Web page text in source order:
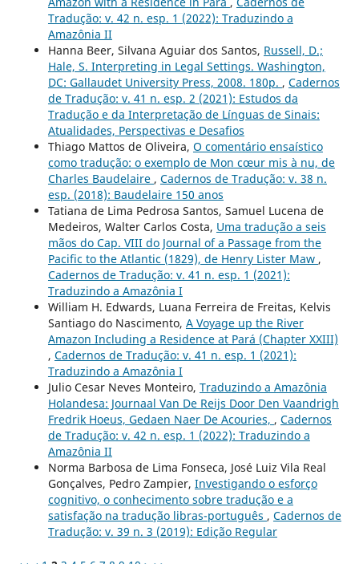
Tradução: v. 42 n. esp. 1 (2022): Traduzindo a
Amazônia II
Hanna Beer, Silvana Aguiar dos Santos, Russell, D.;
Hale, S. Interpreting in Legal Settings. Washington,
DC: Gallaudet University Press, 2008. 180p. , Cadernos
de Tradução: v. 41 n. esp. 2 (2021): Estudos da
Tradução e da Interpretação de Línguas de Sinais:
Atualidades, Perspectivas e Desafios
Thiago Mattos de Oliveira, O comentário ensaístico
como tradução: o exemplo de Mon cœur mis à nu, de
Charles Baudelaire , Cadernos de Tradução: v. 38 n.
esp. (2018): Baudelaire 150 anos
Tatiana de Lima Pedrosa Santos, Samuel Lucena de
Medeiros, Walter Carlos Costa, Uma tradução a seis
mãos do Cap. VIII do Journal of a Passage from the
Pacific to the Atlantic (1829), de Henry Lister Maw ,
Cadernos de Tradução: v. 41 n. esp. 1 (2021):
Traduzindo a Amazônia I
William H. Edwards, Luana Ferreira de Freitas, Kelvis
Santiago do Nascimento, A Voyage up the River
Amazon Including a Residence at Pará (Chapter XXIII)
, Cadernos de Tradução: v. 41 n. esp. 1 (2021):
Traduzindo a Amazônia I
Julio Cesar Neves Monteiro, Traduzindo a Amazônia
Holandesa: Journaal Van De Reijs Door Den Vaandrigh
Fredrik Hoeus, Gedaen Naer De Acouries, , Cadernos
de Tradução: v. 42 n. esp. 1 (2022): Traduzindo a
Amazônia II
Norma Barbosa de Lima Fonseca, José Luiz Vila Real
Gonçalves, Pedro Zampier, Investigando o esforço
cognitivo, o conhecimento sobre tradução e a
satisfação na tradução libras-português , Cadernos de
Tradução: v. 39 n. 3 (2019): Edição Regular